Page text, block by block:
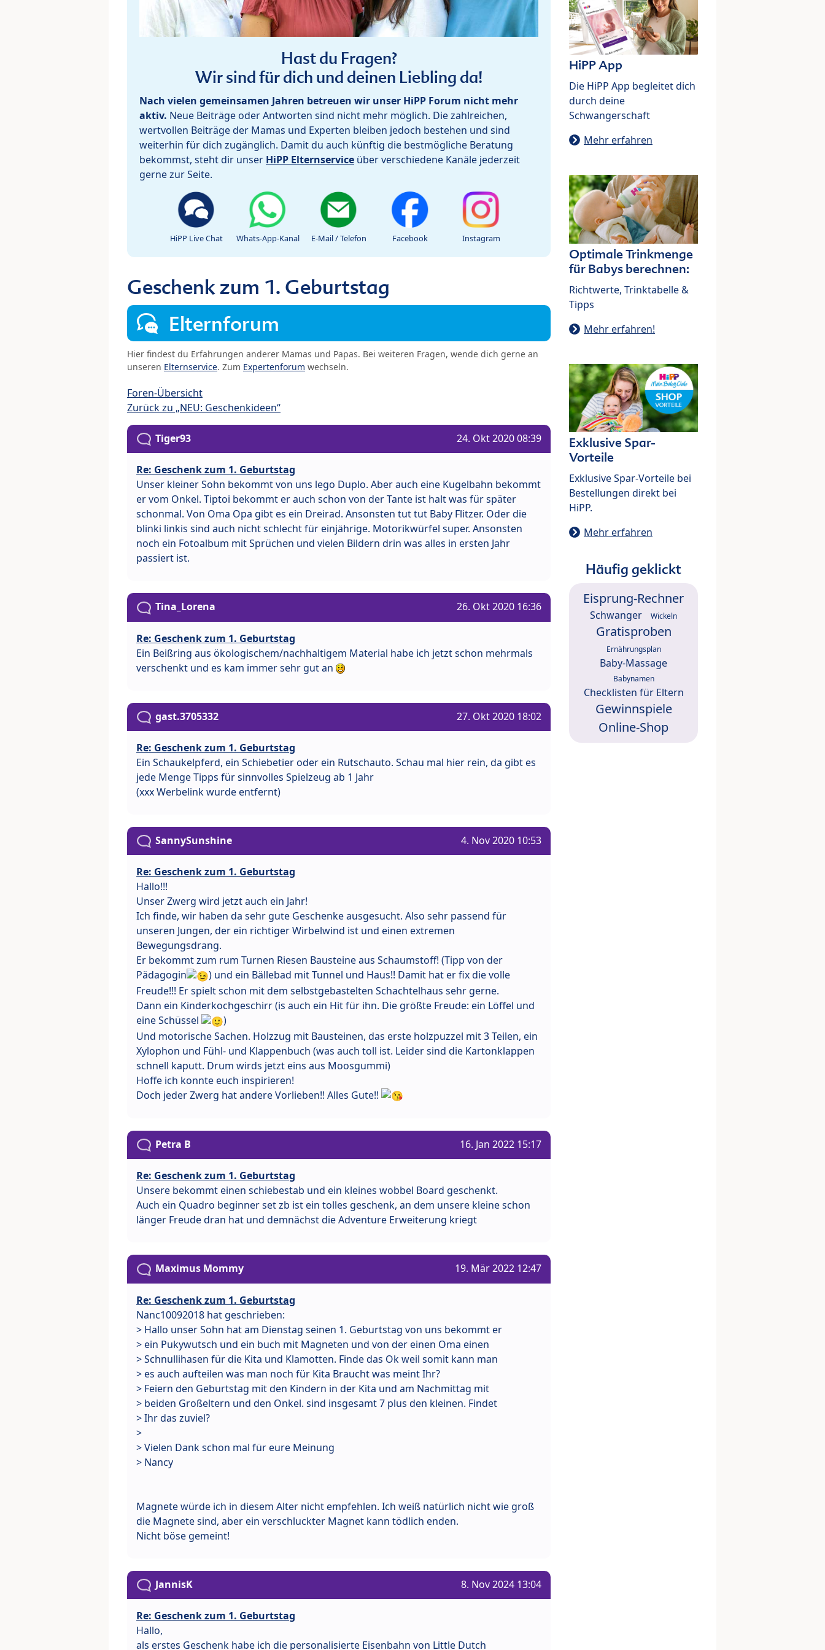
Hast du Fragen?
Wir sind für dich und deinen Liebling da!
Nach vielen gemeinsamen Jahren betreuen wir unser HiPP Forum nicht mehr
aktiv. Neue Beiträge oder Antworten sind nicht mehr möglich. Die zahlreichen,
wertvollen Beiträge der Mamas und Experten bleiben jedoch bestehen und sind
weiterhin für dich zugänglich. Damit du auch künftig die bestmögliche Beratung
bekommst, steht dir unser HiPP Elternservice über verschiedene Kanäle jederzeit
gerne zur Seite.
HiPP Live Chat Whats-App-Kanal E-Mail / Telefon Facebook Instagram
Geschenk zum 1. Geburtstag
Elternforum
Hier findest du Erfahrungen anderer Mamas und Papas. Bei weiteren Fragen, wende dich gerne an
unseren Elternservice. Zum Expertenforum wechseln.
Foren-Übersicht
Zurück zu „NEU: Geschenkideen“
Tiger93 24. Okt 2020 08:39
Re: Geschenk zum 1. Geburtstag
Unser kleiner Sohn bekommt von uns lego Duplo. Aber auch eine Kugelbahn bekommt
er vom Onkel. Tiptoi bekommt er auch schon von der Tante ist halt was für später
schonmal. Von Oma Opa gibt es ein Dreirad. Ansonsten tut tut Baby Flitzer. Oder die
blinki linkis sind auch nicht schlecht für einjährige. Motorikwürfel super. Ansonsten
noch ein Fotoalbum mit Sprüchen und vielen Bildern drin was alles in ersten Jahr
passiert ist.
Tina_Lorena 26. Okt 2020 16:36
Re: Geschenk zum 1. Geburtstag
Ein Beißring aus ökologischem/nachhaltigem Material habe ich jetzt schon mehrmals
verschenkt und es kam immer sehr gut an
gast.3705332 27. Okt 2020 18:02
Re: Geschenk zum 1. Geburtstag
Ein Schaukelpferd, ein Schiebetier oder ein Rutschauto. Schau mal hier rein, da gibt es
jede Menge Tipps für sinnvolles Spielzeug ab 1 Jahr
(xxx Werbelink wurde entfernt)
SannySunshine 4. Nov 2020 10:53
Re: Geschenk zum 1. Geburtstag
Hallo!!!
Unser Zwerg wird jetzt auch ein Jahr!
Ich finde, wir haben da sehr gute Geschenke ausgesucht. Also sehr passend für
unseren Jungen, der ein richtiger Wirbelwind ist und einen extremen
Bewegungsdrang.
Er bekommt zum rum Turnen Riesen Bausteine aus Schaumstoff! (Tipp von der
Pädagogin
) und ein Bällebad mit Tunnel und Haus!! Damit hat er fix die volle
Freude!!! Er spielt schon mit dem selbstgebastelten Schachtelhaus sehr gerne.
Dann ein Kinderkochgeschirr (is auch ein Hit für ihn. Die größte Freude: ein Löffel und
eine Schüssel
)
Und motorische Sachen. Holzzug mit Bausteinen, das erste holzpuzzel mit 3 Teilen, ein
Xylophon und Fühl- und Klappenbuch (was auch toll ist. Leider sind die Kartonklappen
schnell kaputt. Drum wirds jetzt eins aus Moosgummi)
Hoffe ich konnte euch inspirieren!
Doch jeder Zwerg hat andere Vorlieben!! Alles Gute!!
Petra B 16. Jan 2022 15:17
Re: Geschenk zum 1. Geburtstag
Unsere bekommt einen schiebestab und ein kleines wobbel Board geschenkt.
Auch ein Quadro beginner set zb ist ein tolles geschenk, an dem unsere kleine schon
länger Freude dran hat und demnächst die Adventure Erweiterung kriegt
Maximus Mommy 19. Mär 2022 12:47
Re: Geschenk zum 1. Geburtstag
Nanc10092018 hat geschrieben:
> Hallo unser Sohn hat am Dienstag seinen 1. Geburtstag von uns bekommt er
> ein Pukywutsch und ein buch mit Magneten und von der einen Oma einen
> Schnullihasen für die Kita und Klamotten. Finde das Ok weil somit kann man
> es auch aufteilen was man noch für Kita Braucht was meint Ihr?
> Feiern den Geburtstag mit den Kindern in der Kita und am Nachmittag mit
> beiden Großeltern und den Onkel. sind insgesamt 7 plus den kleinen. Findet
> Ihr das zuviel?
>
> Vielen Dank schon mal für eure Meinung
> Nancy
Magnete würde ich in diesem Alter nicht empfehlen. Ich weiß natürlich nicht wie groß
die Magnete sind, aber ein verschluckter Magnet kann tödlich enden.
Nicht böse gemeint!
JannisK 8. Nov 2024 13:04
Re: Geschenk zum 1. Geburtstag
Hallo,
als erstes Geschenk habe ich die personalisierte Eisenbahn von Little Dutch
HiPP App
Die HiPP App begleitet dich
durch deine
Schwangerschaft
Mehr erfahren
Optimale Trinkmenge
für Babys berechnen:
Richtwerte, Trinktabelle &
Tipps
Mehr erfahren!
Exklusive Spar-
Vorteile
Exklusive Spar-Vorteile bei
Bestellungen direkt bei
HiPP.
Mehr erfahren
Häufig geklickt
Eisprung-Rechner
Schwanger Wickeln
Gratisproben
Ernährungsplan
Baby-Massage
Babynamen
Checklisten für Eltern
Gewinnspiele
Online-Shop